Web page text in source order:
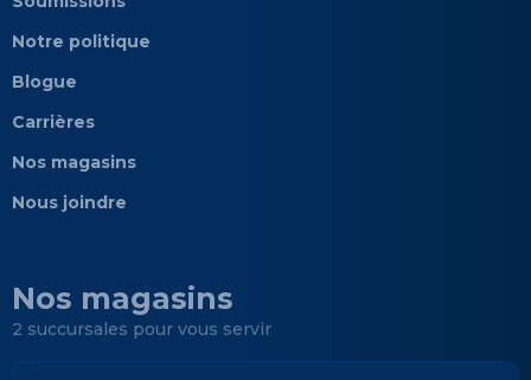
Notre politique
Blogue
Carrières
Nos magasins
Nous joindre
Nos magasins
2 succursales pour vous servir